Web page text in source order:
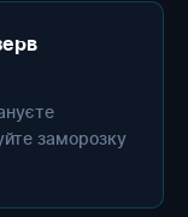
заморозку